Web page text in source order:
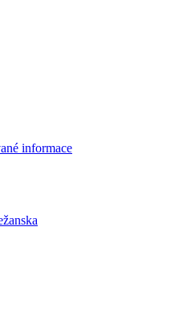
informace